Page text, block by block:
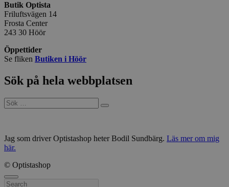
Butik Optista
Friluftsvägen 14
Frosta Center
243 30 Höör
Öppettider
Se fliken Butiken i Höör
Sök på hela webbplatsen
Sök
efter:
Jag som driver Optistashop heter Bodil Sundbärg. Läs mer om mig
här.
© Optistashop
Stäng
Search